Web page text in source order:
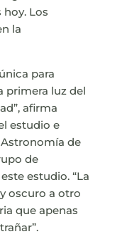
Los
la
para
primera luz del
afirma
estudio e
de
de
estudio. “La
oscuro a otro
que apenas